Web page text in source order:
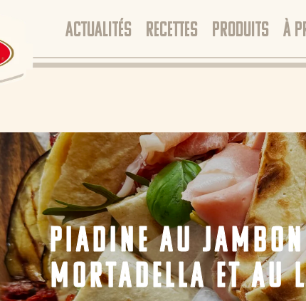
ACTUALITÉS RECETTES PRODUITS À
PIADINE AU
MORTADELLA ET AU